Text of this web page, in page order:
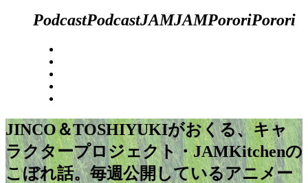
PodcastPodcastJAMJAMPororiPorori
JINCO＆TOSHIYUKIがおくる、キャ
ラクタープロジェクト・JAMKitchenの
こぼれ話。毎週公開しているアニメー